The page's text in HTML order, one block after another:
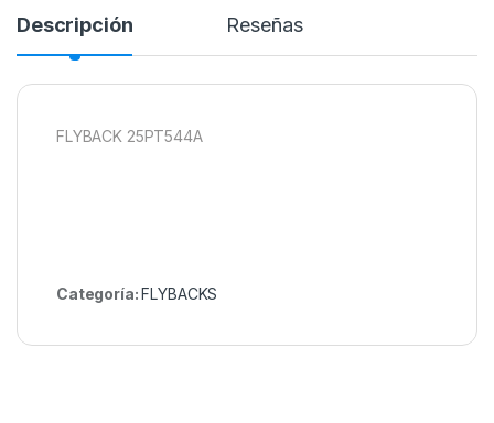
Descripción Reseñas
FLYBACK 25PT544A
Categoría:FLYBACKS